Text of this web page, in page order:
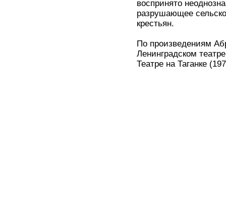
воспринято
разрушающее
крестьян.
По произведениям
Ленинградском
Театре на Таганке